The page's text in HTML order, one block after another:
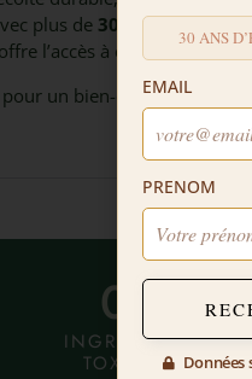
plus de 30 ans
l’accès à cette
sagesse
un bien-être mental
INGRÉDIENTS
TOXIQUES
0 %
30 ANS
EMAIL
PRENOM
Données